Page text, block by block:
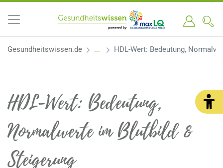
Gesundheitswissen.de HDL-Wert: Bedeutung,
HDL-Wert: Bedeutung,
Normalwerte im Blutbild &
Steigerung